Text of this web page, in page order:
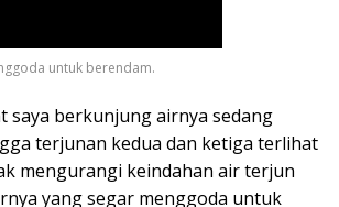
untuk berendam.
saya berkunjung airnya sedang
terjunan kedua dan ketiga terlihat
mengurangi keindahan air terjun
yang segar menggoda untuk